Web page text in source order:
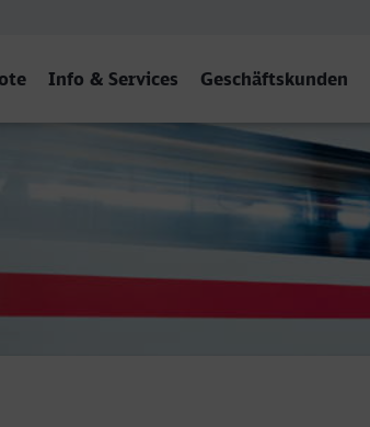
Info & Services Geschäftskunden